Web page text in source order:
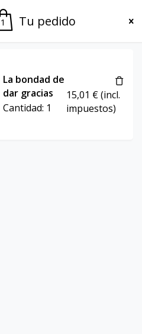
1 Tu pedido
La bondad de
dar gracias
Cantidad: 1
15,01 € (incl.
impuestos)